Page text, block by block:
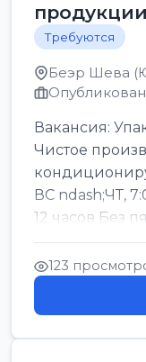
продукции
Требуются
Беэр Шева
Вакансия:
Чистое
ВС ndash;ЧТ,
12 часов Без
Офаким,
123